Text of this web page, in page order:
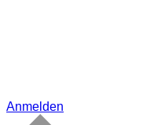
Anmelden